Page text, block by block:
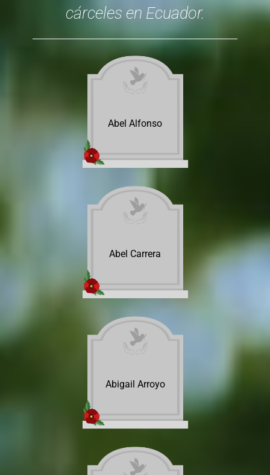
cárceles en Ecuador.
Abel Alfonso
Abel Carrera
Abigail Arroyo